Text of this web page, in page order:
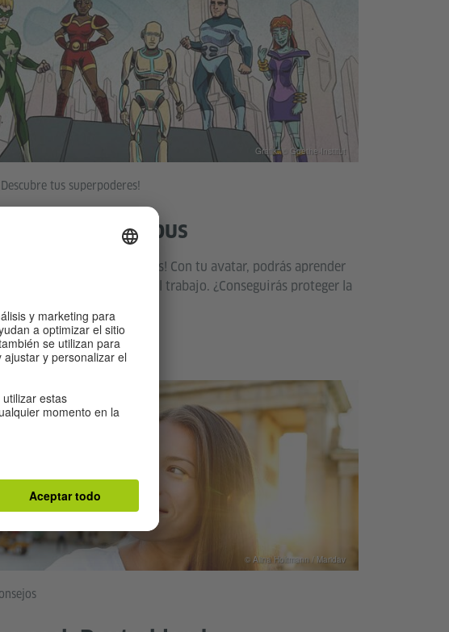
tus superpoderes!
en el campus
en línea tienes superpoderes! Con tu avatar, podrás aprender
y frases nuevas para el trabajo. ¿Conseguirás proteger la
Grafik: © Goethe-Institut
© Alina Holtmann / Maridav